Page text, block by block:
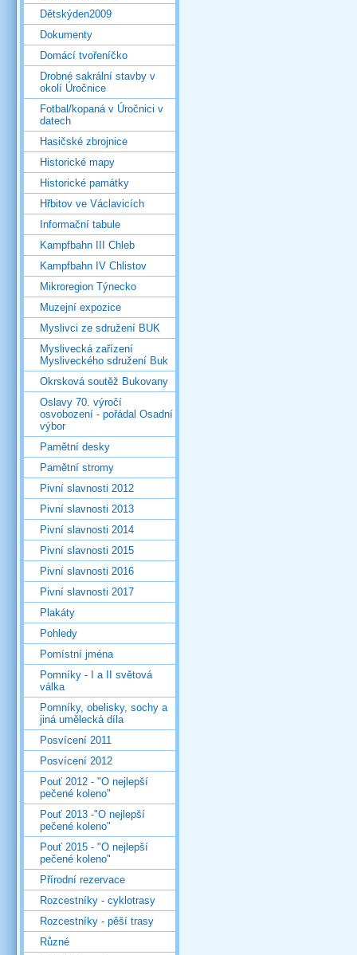
Dětskýden2009
Dokumenty
Domácí tvořeníčko
Drobné sakrální stavby v
okolí Úročnice
Fotbal/kopaná v Úročnici v
datech
Hasičské zbrojnice
Historické mapy
Historické památky
Hřbitov ve Václavicích
Informační tabule
Kampfbahn III Chleb
Kampfbahn IV Chlistov
Mikroregion Týnecko
Muzejní expozice
Myslivci ze sdružení BUK
Myslivecká zařízení
Mysliveckého sdružení Buk
Okrsková soutěž Bukovany
Oslavy 70. výročí
osvobození - pořádal Osadní
výbor
Pamětní desky
Pamětní stromy
Pivní slavnosti 2012
Pivní slavnosti 2013
Pivní slavnosti 2014
Pivní slavnosti 2015
Pivní slavnosti 2016
Pivní slavnosti 2017
Plakáty
Pohledy
Pomístní jména
Pomníky - I a II světová
válka
Pomníky, obelisky, sochy a
jiná umělecká díla
Posvícení 2011
Posvícení 2012
Pouť 2012 - "O nejlepší
pečené koleno"
Pouť 2013 -"O nejlepší
pečené koleno"
Pouť 2015 - "O nejlepší
pečené koleno"
Přírodní rezervace
Rozcestníky - cyklotrasy
Rozcestníky - pěší trasy
Různé